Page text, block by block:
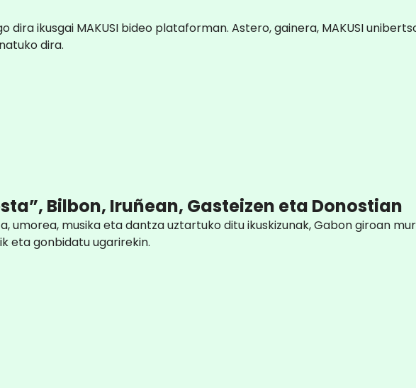
dira ikusgai MAKUSI bideo plataforman. Astero, gainera, MAKUSI
dira.
Bilbon, Iruñean, Gasteizen eta Donostian
umorea, musika eta dantza uztartuko ditu ikuskizunak, Gabon giroan
eta gonbidatu ugarirekin.